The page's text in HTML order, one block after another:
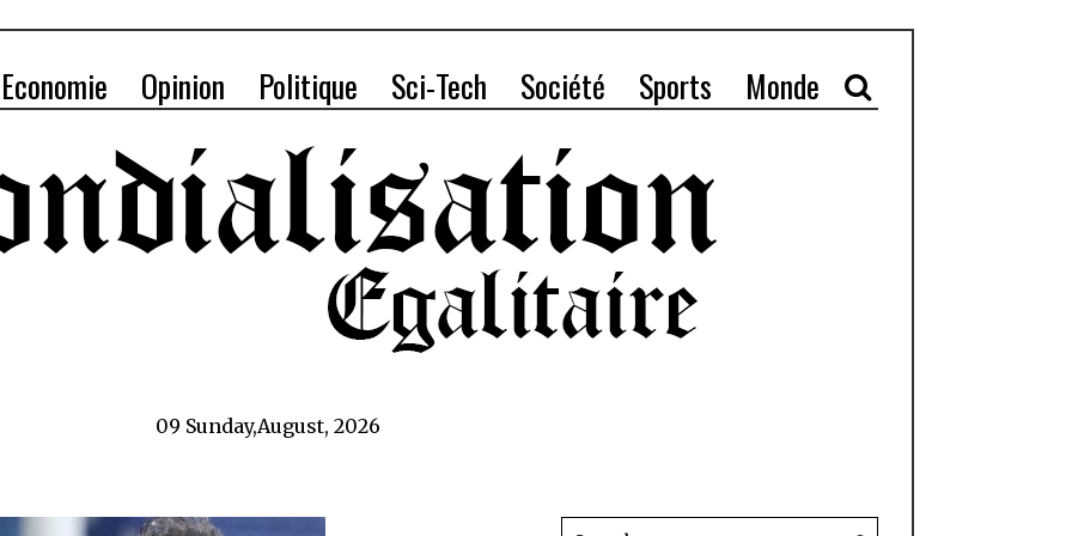
Economie Opinion Politique Sci-Tech Société Sports Monde
09 Sunday,August, 2026